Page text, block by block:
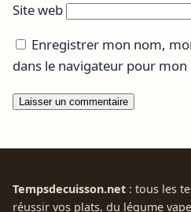
Site web
Enregistrer mon nom,
dans le navigateur pour
Tempsdecuisson.net : tous les
réussir vos plats, du légume